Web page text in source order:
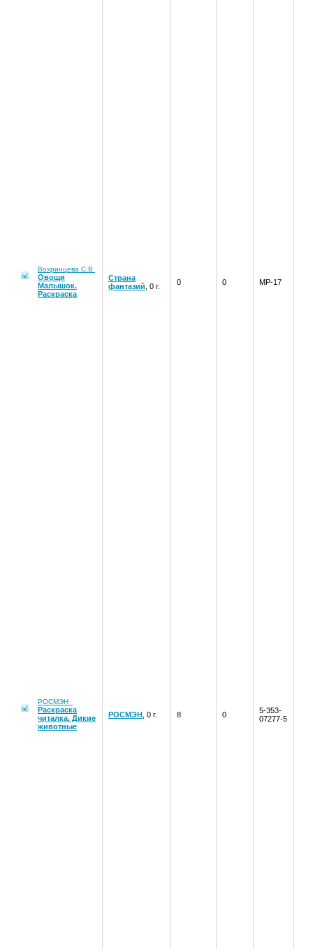
Вохринцева С.В
Овощи
Малышок.
Раскраска
Страна
фантазий , 0 г. 0 0 МР-17
РОСМЭН
Раскраска
читалка. Дикие
животные
РОСМЭН , 0 г. 8 0
5-353-
07277-5